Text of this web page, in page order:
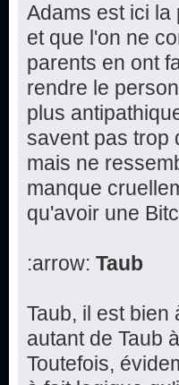
Adams est ici
et que l'on ne
parents en ont
rendre le
plus
savent pas trop
mais ne
manque
qu'avoir une
:arrow: Taub
Taub, il est
autant de Taub
Toutefois,